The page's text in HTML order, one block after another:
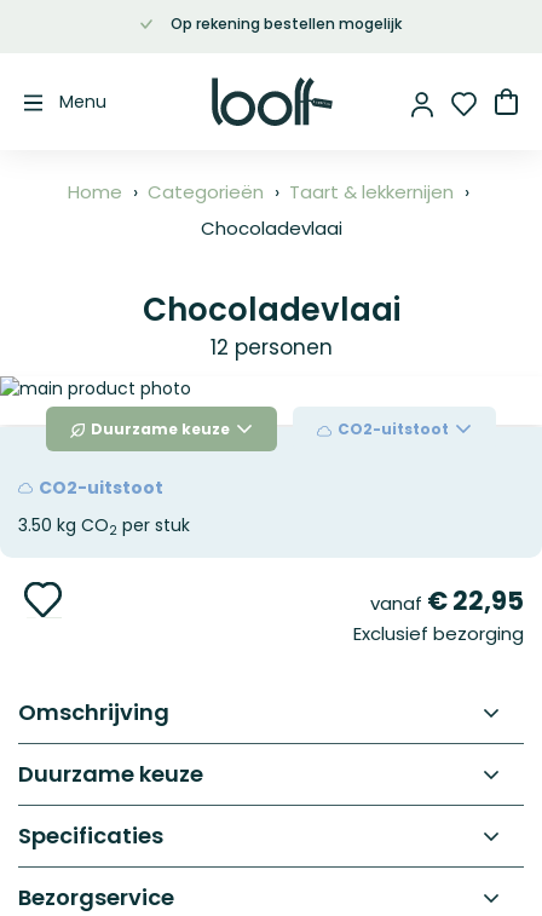
inhoud
Op rekening bestellen mogelijk
Menu
Home Categorieën
Taart & lekkernijen
Chocoladevlaai
Chocoladevlaai
12 personen
Ga
van
afbeeldingen-
gallerij
Duurzame keuze CO2-uitstoot
CO2-uitstoot
3.50 kg CO2 per stuk
naar
de
afbeeldingen-
vanaf € 22,95
Exclusief bezorging
Omschrijving
Duurzame keuze
Specificaties
Bezorgservice